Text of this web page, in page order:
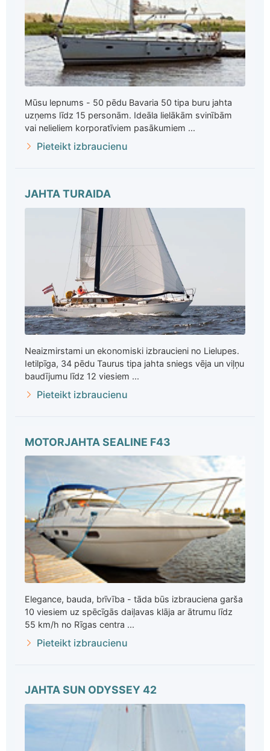
Mūsu lepnums - 50 pēdu Bavaria 50 tipa buru jahta
uzņems līdz 15 personām. Ideāla lielākām svinībām
vai nelieliem korporatīviem pasākumiem ...
Pieteikt izbraucienu
JAHTA TURAIDA
Neaizmirstami un ekonomiski izbraucieni no Lielupes.
Ietilpīga, 34 pēdu Taurus tipa jahta sniegs vēja un viļņu
baudījumu līdz 12 viesiem ...
Pieteikt izbraucienu
MOTORJAHTA SEALINE F43
Elegance, bauda, brīvība - tāda būs izbrauciena garša
10 viesiem uz spēcīgās daiļavas klāja ar ātrumu līdz
55 km/h no Rīgas centra ...
Pieteikt izbraucienu
JAHTA SUN ODYSSEY 42